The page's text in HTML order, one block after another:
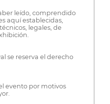
leído, comprendido
aquí establecidas,
legales, de
se reserva el derecho
evento por motivos